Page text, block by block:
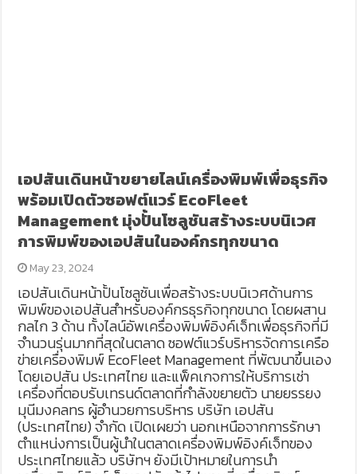
เอปสันเดินหน้าขยายไลน์เครื่องพิมพ์เพื่อธุรกิจ
พร้อมเปิดตัวซอฟต์แวร์ EcoFleet
Management มุ่งปั้นโซลูชันสร้างระบบนิเวศ
การพิมพ์ของเอปสันในองค์กรทุกขนาด
May 23, 2024
เอปสันเดินหน้าปั้นโซลูชันเพื่อสร้างระบบนิเวศด้านการ
พิมพ์ของเอปสันสำหรับองค์กรธุรกิจทุกขนาด โดยผสาน
กลไก 3 ด้าน ทั้งไลน์อัพเครื่องพิมพ์อิงค์เจ็ทเพื่อธุรกิจที่มี
จำนวนรุ่นมากที่สุดในตลาด ซอฟต์แวร์บริหารจัดการเครือ
ข่ายเครื่องพิมพ์ EcoFleet Management ที่พัฒนาขึ้นเอง
โดยเอปสัน ประเทศไทย และแพ็คเกจการให้บริการเช่า
เครื่องที่ตอบรับเทรนด์ตลาดที่กำลังขยายตัว นายยรรยง
มุนีมงคลทร ผู้อำนวยการบริหาร บริษัท เอปสัน
(ประเทศไทย)​ จำกัด เปิดเผยว่า นอกเหนือจากการรักษา
ตำแหน่งการเป็นผู้นำในตลาดเครื่องพิมพ์อิงค์เจ็ทของ
ประเทศไทยแล้ว บริษัทฯ ยังมีเป้าหมายในการนำ